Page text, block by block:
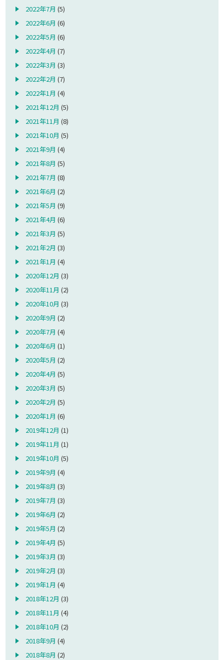
2022年7月 (5)
2022年6月 (6)
2022年5月 (6)
2022年4月 (7)
2022年3月 (3)
2022年2月 (7)
2022年1月 (4)
2021年12月 (5)
2021年11月 (8)
2021年10月 (5)
2021年9月 (4)
2021年8月 (5)
2021年7月 (8)
2021年6月 (2)
2021年5月 (9)
2021年4月 (6)
2021年3月 (5)
2021年2月 (3)
2021年1月 (4)
2020年12月 (3)
2020年11月 (2)
2020年10月 (3)
2020年9月 (2)
2020年7月 (4)
2020年6月 (1)
2020年5月 (2)
2020年4月 (5)
2020年3月 (5)
2020年2月 (5)
2020年1月 (6)
2019年12月 (1)
2019年11月 (1)
2019年10月 (5)
2019年9月 (4)
2019年8月 (3)
2019年7月 (3)
2019年6月 (2)
2019年5月 (2)
2019年4月 (5)
2019年3月 (3)
2019年2月 (3)
2019年1月 (4)
2018年12月 (3)
2018年11月 (4)
2018年10月 (2)
2018年9月 (4)
2018年8月 (2)